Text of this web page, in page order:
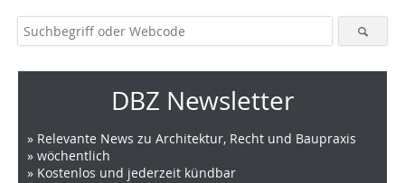
DBZ Newsletter
» Relevante News zu Architektur, Recht und Baupraxis
» wöchentlich
» Kostenlos und jederzeit kündbar